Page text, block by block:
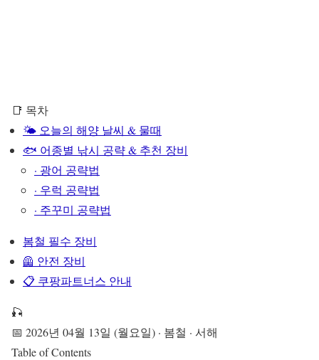
📑 목차
🌤️ 오늘의 해양 날씨 & 물때
🐟 어종별 낚시 공략 & 추천 장비
· 광어 공략법
· 우럭 공략법
· 주꾸미 공략법
봄철 필수 장비
🦺 안전 장비
📋 쿠팡파트너스 안내
🎣
📅 2026년 04월 13일 (월요일) · 봄철 · 서해
Table of Contents